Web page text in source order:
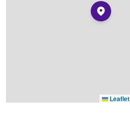
Leaflet